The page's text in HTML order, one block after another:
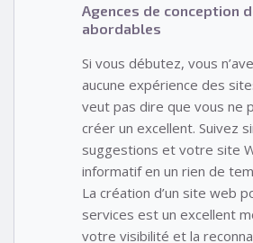
Agences de conception
abordables
Si vous débutez, vous
aucune expérience des
veut pas dire que vous ne
créer un excellent. Suivez
suggestions et votre site
informatif en un rien de
La création d’un site web
services est un excellent
votre visibilité et la